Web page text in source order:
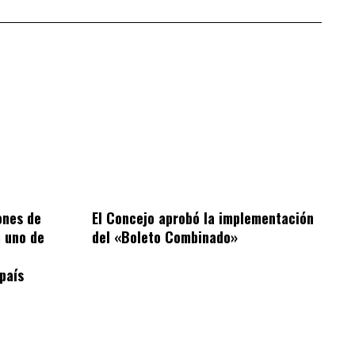
de
de
El Concejo aprobó la implementación
del «Boleto Combinado»